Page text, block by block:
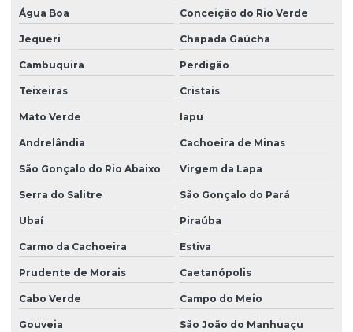
Água Boa Conceição do Rio Verde
Jequeri Chapada Gaúcha
Cambuquira Perdigão
Teixeiras Cristais
Mato Verde Iapu
Andrelândia Cachoeira de Minas
São Gonçalo do Rio Abaixo Virgem da Lapa
Serra do Salitre São Gonçalo do Pará
Ubaí Piraúba
Carmo da Cachoeira Estiva
Prudente de Morais Caetanópolis
Cabo Verde Campo do Meio
Gouveia São João do Manhuaçu